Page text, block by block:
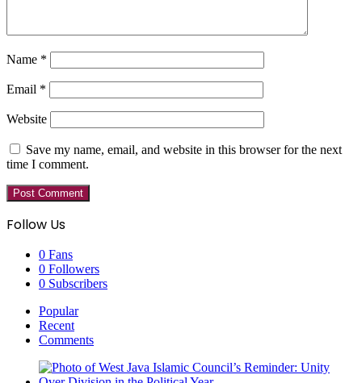
Name *
Email *
Website
Save my name, email, and website in this browser for the next
time I comment.
Follow Us
0 Fans
0 Followers
0 Subscribers
Popular
Recent
Comments